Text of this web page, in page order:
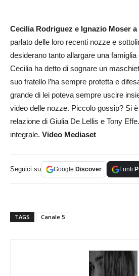
Cecilia Rodriguez e Ignazio Moser
parlato delle loro recenti nozze e
desiderano tanto allargare una famiglia
Cecilia ha detto di sognare un
suo fratello l’ha sempre protetta e
grande di lei poteva sempre uscire
video delle nozze. Piccolo gossip? Si
relazione di Giulia De Lellis e Tony
integrale. Video Mediaset
Seguici su Google Discover Fonti
TAGS Canale 5